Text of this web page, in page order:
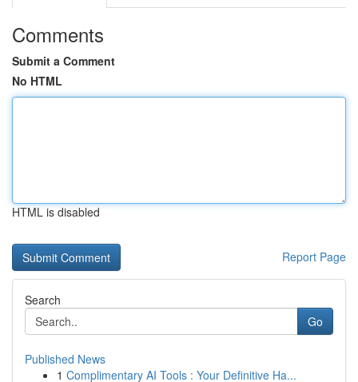
Comments
Submit a Comment
No HTML
HTML is disabled
Report Page
Search
Go
Published News
1 Complimentary AI Tools : Your Definitive Ha...